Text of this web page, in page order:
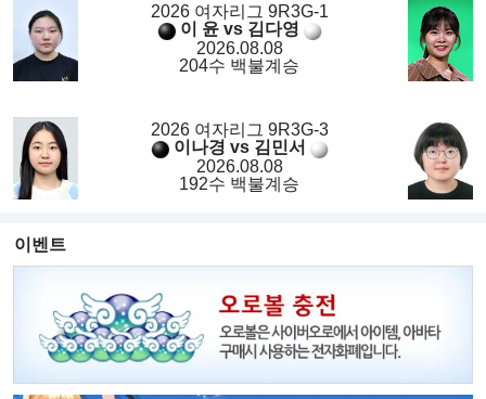
2026 여자리그 9R3G-1
이 윤 vs 김다영
2026.08.08
204수 백불계승
2026 여자리그 9R3G-3
이나경 vs 김민서
2026.08.08
192수 백불계승
이벤트